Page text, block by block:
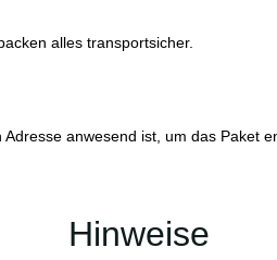
alles transportsicher.
anwesend ist, um das Paket
Hinweise